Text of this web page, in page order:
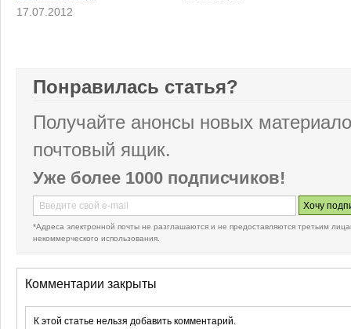
17.07.2012
Понравилась статья?
Получайте анонсы новых
почтовый ящик.
Уже более 1000 подписчиков!
*Адреса электронной почты не разглашаются и не предоставляются третьим
некоммерческого использования.
Комментарии закрыты
К этой статье нельзя добавить комментарий.